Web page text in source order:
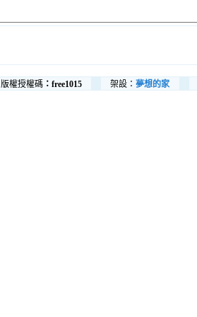
版權授權碼 ：free1015 架設： 夢想的家